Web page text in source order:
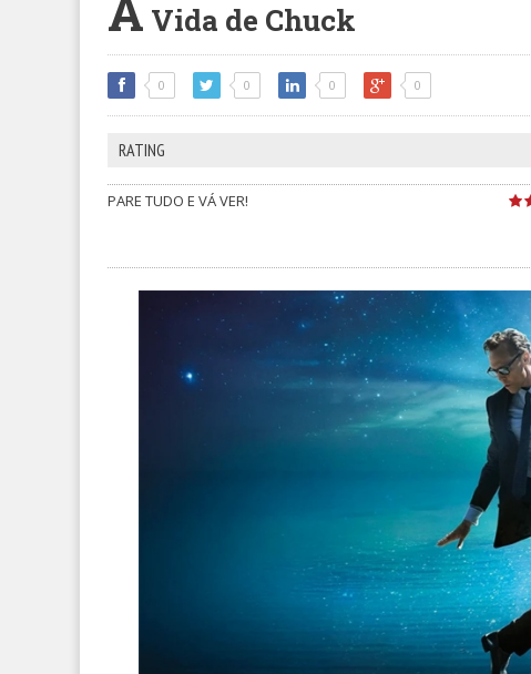
Vida de Chuck
0 0 0 0
RATING
PARE TUDO E VÁ VER!